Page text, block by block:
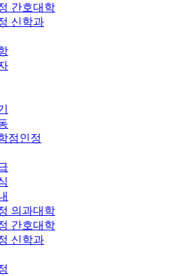
간호대학
신학과
점인정
의과대학
간호대학
신학과